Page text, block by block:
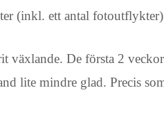
(inkl. ett antal
växlande. De första 2
lite mindre glad. Precis